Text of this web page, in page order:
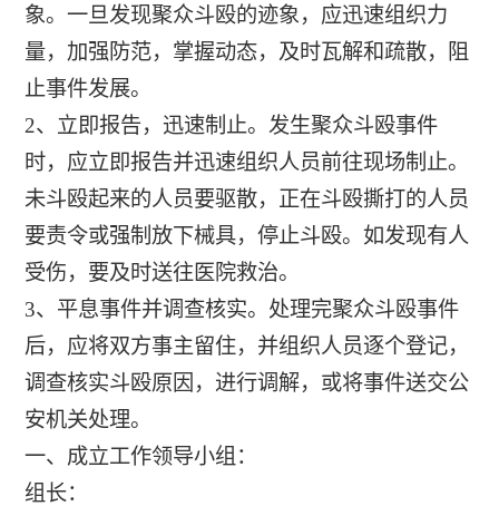
象。一旦发现聚众斗殴的迹象，应迅速组织力
量，加强防范，掌握动态，及时瓦解和疏散，阻
止事件发展。
2、立即报告，迅速制止。发生聚众斗殴事件
时，应立即报告并迅速组织人员前往现场制止。
未斗殴起来的人员要驱散，正在斗殴撕打的人员
要责令或强制放下械具，停止斗殴。如发现有人
受伤，要及时送往医院救治。
3、平息事件并调查核实。处理完聚众斗殴事件
后，应将双方事主留住，并组织人员逐个登记，
调查核实斗殴原因，进行调解，或将事件送交公
安机关处理。
一、成立工作领导小组：
组长：